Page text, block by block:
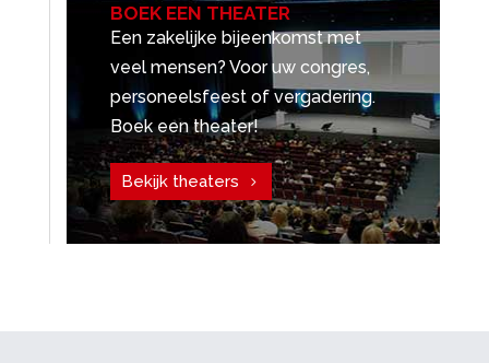
BOEK EEN THEATER
Een zakelijke bijeenkomst met
veel mensen? Voor uw congres,
personeelsfeest of vergadering.
Boek een theater!
Bekijk theaters